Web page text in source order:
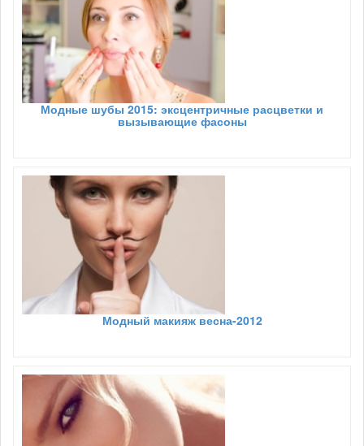
Модные шубы 2015: эксцентричные расцветки и
вызывающие фасоны
Модный макияж весна-2012